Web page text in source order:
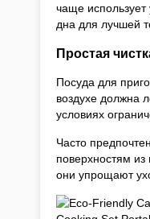
чаще
дна для лучшей
Простая
Посуда для
воздухе должна
условиях
Часто
поверхностям
они упрощают